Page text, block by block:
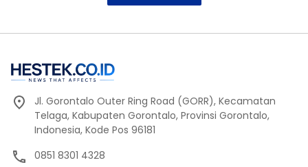
Jl. Gorontalo Outer Ring Road (GORR), Kecamatan
Telaga, Kabupaten Gorontalo, Provinsi Gorontalo,
Indonesia, Kode Pos 96181
0851 8301 4328